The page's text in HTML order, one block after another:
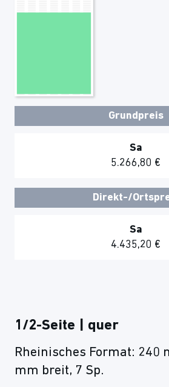
Grundpreis
Sa
5.266,80 €
Direkt-/
Sa
4.435,20 €
1/2-Seite | quer
Rheinisches Format: 240
mm breit, 7 Sp.